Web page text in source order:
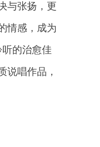
与张扬，更
情感，成为
的治愈佳
说唱作品，